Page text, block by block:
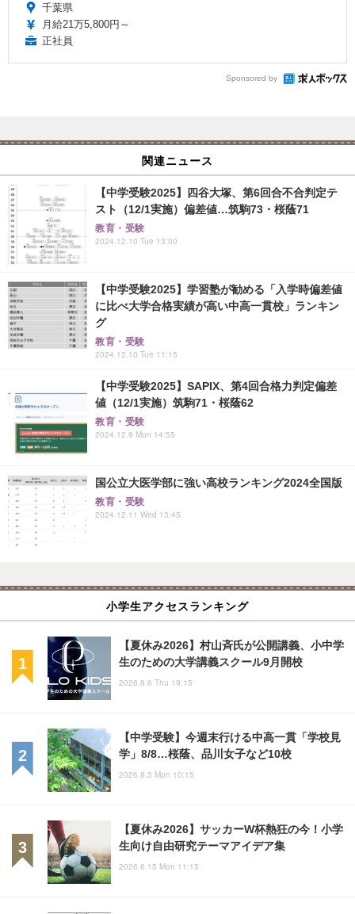
千葉県
月給21万5,800円～
正社員
Sponsored by
関連ニュース
【中学受験2025】四谷大塚、第6回合不合判定テ
スト（12/1実施）偏差値…筑駒73・桜蔭71
教育・受験
2024.12.10 Tue 13:00
【中学受験2025】学習塾が勧める「入学時偏差値
に比べ大学合格実績が高い中高一貫校」ランキン
グ
教育・受験
2024.12.10 Tue 11:15
【中学受験2025】SAPIX、第4回合格力判定偏差
値（12/1実施）筑駒71・桜蔭62
教育・受験
2024.12.9 Mon 14:55
国公立大医学部に強い高校ランキング2024全国版
教育・受験
2024.12.11 Wed 13:45
小学生アクセスランキング
【夏休み2026】村山斉氏が公開講義、小中学
生のための大学講義スクール9月開校
2026.8.6 Thu 19:15
【中学受験】今週末行ける中高一貫「学校見
学」8/8…桜蔭、品川女子など10校
2026.8.3 Mon 10:15
【夏休み2026】サッカーW杯熱狂の今！小学
生向け自由研究テーマアイデア集
2026.6.15 Mon 11:15